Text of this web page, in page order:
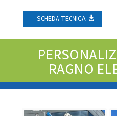
SCHEDA TECNICA
RAGNO